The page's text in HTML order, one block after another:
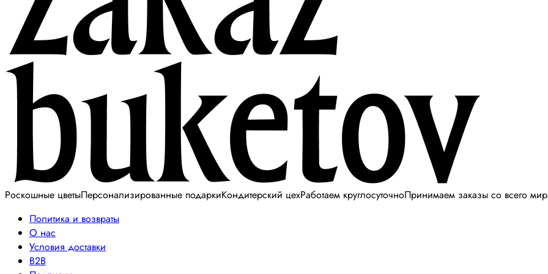
Роскошные цветыПерсонализированные подаркиКондитерский цехРаботаем круглосуточноПринимаем заказы со всего
Политика и возвраты
О нас
Условия доставки
B2B